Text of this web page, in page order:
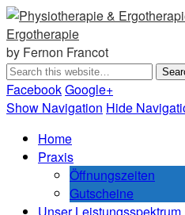
Ergotherapie
by Fernon Francot
FacebookGoogle+
Show Navigation Hide
Home
Praxis
Öffnungszeiten
Gutscheine